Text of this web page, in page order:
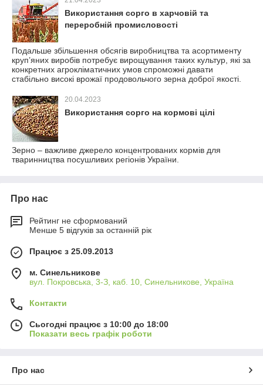
Використання сорго в харчовій та
переробній промисловості
Подальше збільшення обсягів виробництва та асортименту
круп’яних виробів потребує вирощування таких культур, які за
конкретних агрокліматичних умов спроможні давати
стабільно високі врожаї продовольчого зерна доброї якості.
20.04.2023
Використання сорго на кормові цілі
Зерно – важливе джерело концентрованих кормів для
тваринництва посушливих регіонів України.
Про нас
Рейтинг не сформований
Менше 5 відгуків за останній рік
Працює з 25.09.2013
м. Синельникове
вул. Покровська, 3-З, каб. 10, Синельникове, Україна
Контакти
Сьогодні працює з 10:00 до 18:00
Показати весь графік роботи
Про нас